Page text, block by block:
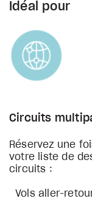
Idéal pour
Circuits
Réservez une
votre liste de
circuits :
Vols aller-